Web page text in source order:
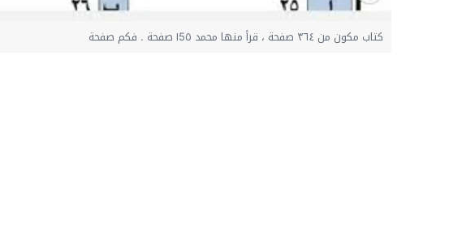
كتاب مكون من ٣٦٤ صفحة ، قرأ منها محمد ١5٥ صفحة . فكم صفحة